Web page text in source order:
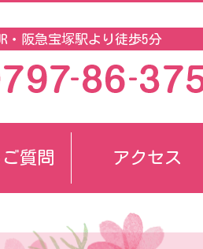
・阪急宝塚駅より徒歩5分
質問 アクセス